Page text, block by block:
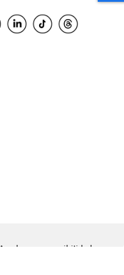
Ayuda para accesibilidad